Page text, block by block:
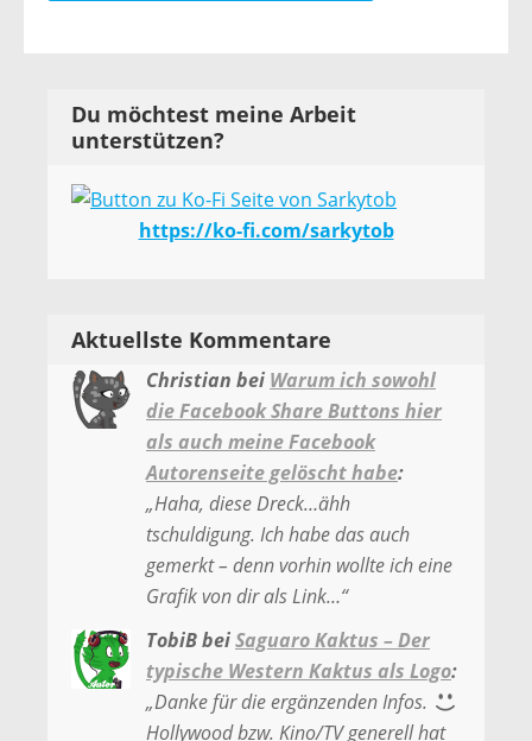
Du möchtest meine Arbeit
unterstützen?
https://ko-fi.com/sarkytob
Aktuellste Kommentare
Christian bei Warum ich sowohl
die Facebook Share Buttons hier
als auch meine Facebook
Autorenseite gelöscht habe:
„Haha, diese Dreck…ähh
tschuldigung. Ich habe das auch
gemerkt – denn vorhin wollte ich eine
Grafik von dir als Link…“
TobiBbeiSaguaro Kaktus – Der
typische Western Kaktus als Logo:
„Danke für die ergänzenden Infos.
Hollywood bzw. Kino/TV generell hat